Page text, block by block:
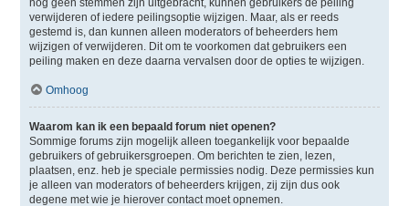
nog geen stemmen zijn uitgebracht, kunnen gebruikers de peiling
verwijderen of iedere peilingsoptie wijzigen. Maar, als er reeds
gestemd is, dan kunnen alleen moderators of beheerders hem
wijzigen of verwijderen. Dit om te voorkomen dat gebruikers een
peiling maken en deze daarna vervalsen door de opties te wijzigen.
Omhoog
Waarom kan ik een bepaald forum niet openen?
Sommige forums zijn mogelijk alleen toegankelijk voor bepaalde
gebruikers of gebruikersgroepen. Om berichten te zien, lezen,
plaatsen, enz. heb je speciale permissies nodig. Deze permissies kun
je alleen van moderators of beheerders krijgen, zij zijn dus ook
degene met wie je hierover contact moet opnemen.